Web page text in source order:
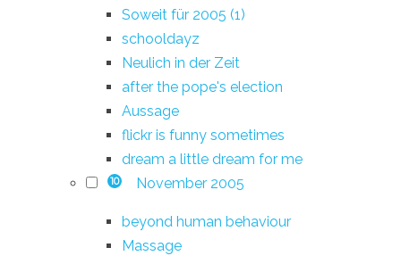
Soweit für 2005 (1)
schooldayz
Neulich in der Zeit
after the pope's election
Aussage
flickr is funny sometimes
dream a little dream for me
10 November 2005
beyond human behaviour
Massage